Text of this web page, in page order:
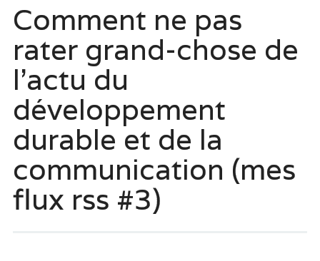
Comment ne pas
rater grand-chose de
l’actu du
développement
durable et de la
communication (mes
flux rss #3)